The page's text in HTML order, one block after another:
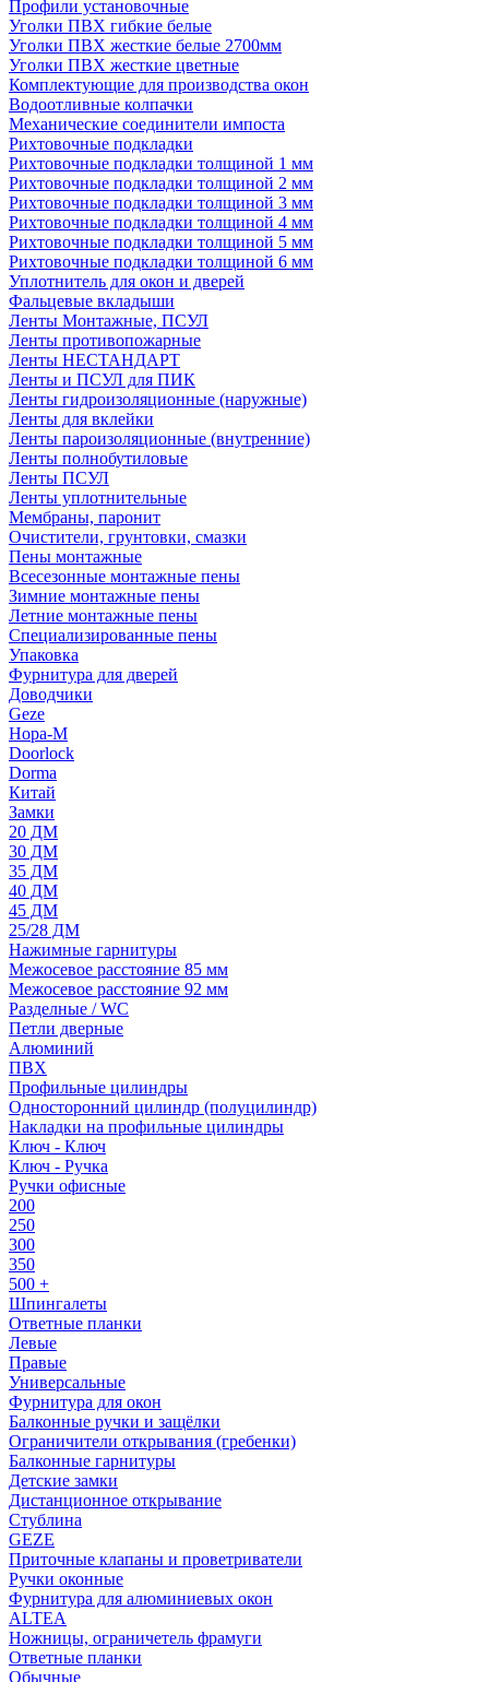
Профили установочные
Уголки ПВХ гибкие белые
Уголки ПВХ жесткие белые 2700мм
Уголки ПВХ жесткие цветные
Комплектующие для производства окон
Водоотливные колпачки
Механические соединители импоста
Рихтовочные подкладки
Рихтовочные подкладки толщиной 1 мм
Рихтовочные подкладки толщиной 2 мм
Рихтовочные подкладки толщиной 3 мм
Рихтовочные подкладки толщиной 4 мм
Рихтовочные подкладки толщиной 5 мм
Рихтовочные подкладки толщиной 6 мм
Уплотнитель для окон и дверей
Фальцевые вкладыши
Ленты Монтажные, ПСУЛ
Ленты противопожарные
Ленты НЕСТАНДАРТ
Ленты и ПСУЛ для ПИК
Ленты гидроизоляционные (наружные)
Ленты для вклейки
Ленты пароизоляционные (внутренние)
Ленты полнобутиловые
Ленты ПСУЛ
Ленты уплотнительные
Мембраны, паронит
Очистители, грунтовки, смазки
Пены монтажные
Всесезонные монтажные пены
Зимние монтажные пены
Летние монтажные пены
Специализированные пены
Упаковка
Фурнитура для дверей
Доводчики
Geze
Нора-М
Doorlock
Dorma
Китай
Замки
20 ДМ
30 ДМ
35 ДМ
40 ДМ
45 ДМ
25/28 ДМ
Нажимные гарнитуры
Межосевое расстояние 85 мм
Межосевое расстояние 92 мм
Разделные / WC
Петли дверные
Алюминий
ПВХ
Профильные цилиндры
Односторонний цилиндр (полуцилиндр)
Накладки на профильные цилиндры
Ключ - Ключ
Ключ - Ручка
Ручки офисные
200
250
300
350
500 +
Шпингалеты
Ответные планки
Левые
Правые
Универсальные
Фурнитура для окон
Балконные ручки и защёлки
Ограничители открывания (гребенки)
Балконные гарнитуры
Детские замки
Дистанционное открывание
Стублина
GEZE
Приточные клапаны и проветриватели
Ручки оконные
Фурнитура для алюминиевых окон
ALTEA
Ножницы, ограничетель фрамуги
Ответные планки
Обычные